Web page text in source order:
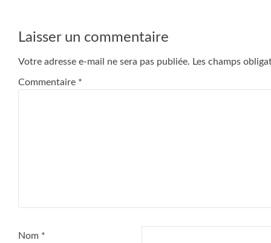
Laisser un commentaire
Votre adresse e-mail ne sera pas publiée. Les champs
Commentaire *
Nom *